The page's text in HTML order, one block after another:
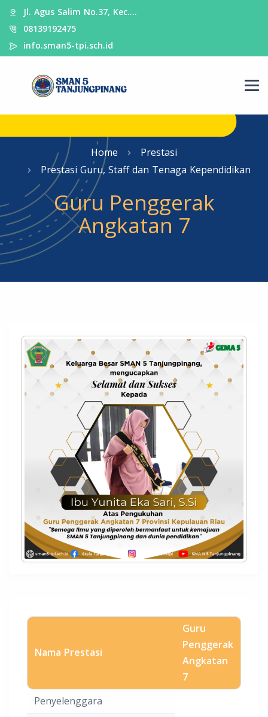
Jl. Agus Salim No.37, Kec.…
08139192475
info.sman5-tpi.sch.id
Home
Prestasi
Prestasi Guru, Staff dan Tenaga Kependidikan
Guru Penggerak
Angkatan 7
Nama Prestasi
Guru
Penggerak
Angkatan
7
Penyelenggara